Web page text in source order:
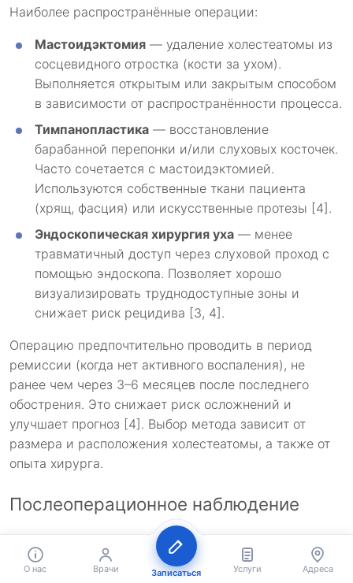
Наиболее распространённые операции:
Мастоидэктомия — удаление холестеатомы из
сосцевидного отростка (кости за ухом).
Выполняется открытым или закрытым способом
в зависимости от распространённости процесса.
Тимпанопластика — восстановление
барабанной перепонки и/или слуховых косточек.
Часто сочетается с мастоидэктомией.
Используются собственные ткани пациента
(хрящ, фасция) или искусственные протезы [4].
Эндоскопическая хирургия уха — менее
травматичный доступ через слуховой проход с
помощью эндоскопа. Позволяет хорошо
визуализировать труднодоступные зоны и
снижает риск рецидива [3, 4].
Операцию предпочтительно проводить в период
ремиссии (когда нет активного воспаления), не
ранее чем через 3–6 месяцев после последнего
обострения. Это снижает риск осложнений и
улучшает прогноз [4]. Выбор метода зависит от
размера и расположения холестеатомы, а также от
опыта хирурга.
Послеоперационное наблюдение
После удаления холестеатомы необходимо регулярно
наблюдаться у ЛОР-врача, особенно в первый год,
О нас Врачи Записаться Услуги Адреса